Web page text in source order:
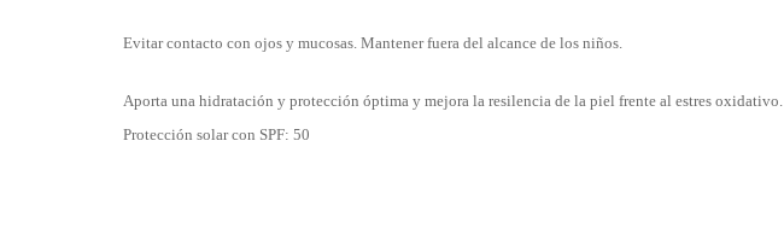
Evitar contacto con ojos y mucosas. Mantener fuera del alcance de los niños.
Aporta una hidratación y protección óptima y mejora la resilencia de la piel frente al estres oxidativo.
Protección solar con SPF: 50